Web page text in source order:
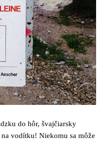
do hôr, švajčiarsky
vodítku! Niekomu sa môže